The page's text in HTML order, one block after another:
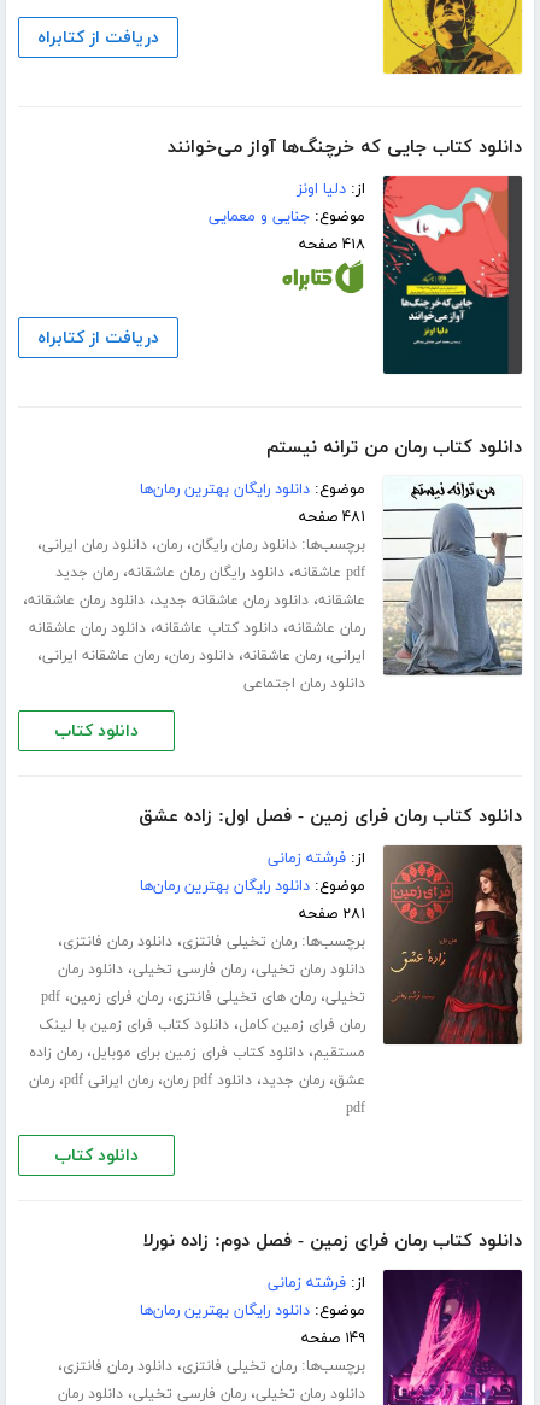
دریافت از کتابراه
دانلود کتاب جایی که خرچنگ‌ها آواز می‌خوانند
از:دلیا اونز
موضوع:جنایی و معمایی
۴۱۸ صفحه
دریافت از کتابراه
دانلود کتاب رمان من ترانه نیستم
موضوع:دانلود رایگان بهترین رمان‌ها
۴۸۱ صفحه
برچسب‌ها:دانلود رمان رایگان،رمان،دانلود رمان ایرانی،
pdf عاشقانه ،دانلود رایگان رمان عاشقانه،رمان جدید
عاشقانه،دانلود رمان عاشقانه جدید،دانلود رمان عاشقانه،
رمان عاشقانه،دانلود کتاب عاشقانه،دانلود رمان عاشقانه
ایرانی،رمان عاشقانه،دانلود رمان،رمان عاشقانه ایرانی،
دانلود رمان اجتماعی
دانلود کتاب
دانلود کتاب رمان فرای زمین - فصل اول: زاده عشق
از:فرشته زمانی
موضوع:دانلود رایگان بهترین رمان‌ها
۲۸۱ صفحه
برچسب‌ها:رمان تخیلی فانتزی،دانلود رمان فانتزی،
دانلود رمان تخیلی،رمان فارسی تخیلی،دانلود رمان
تخیلی،رمان های تخیلی فانتزی،رمان فرای زمین،pdf
رمان فرای زمین کامل،دانلود کتاب فرای زمین با لینک
مستقیم،دانلود کتاب فرای زمین برای موبایل،رمان زاده
عشق،رمان جدید،دانلود pdf رمان ،رمان ایرانی pdf ،رمان
pdf
دانلود کتاب
دانلود کتاب رمان فرای زمین - فصل دوم: زاده نورلا
از:فرشته زمانی
موضوع:دانلود رایگان بهترین رمان‌ها
۱۴۹ صفحه
برچسب‌ها:رمان تخیلی فانتزی،دانلود رمان فانتزی،
دانلود رمان تخیلی،رمان فارسی تخیلی،دانلود رمان